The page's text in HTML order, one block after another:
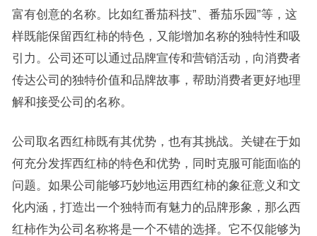
富有创意的名称。比如红番茄科技”、番茄乐园”等，这
样既能保留西红柿的特色，又能增加名称的独特性和吸
引力。公司还可以通过品牌宣传和营销活动，向消费者
传达公司的独特价值和品牌故事，帮助消费者更好地理
解和接受公司的名称。
公司取名西红柿既有其优势，也有其挑战。关键在于如
何充分发挥西红柿的特色和优势，同时克服可能面临的
问题。如果公司能够巧妙地运用西红柿的象征意义和文
化内涵，打造出一个独特而有魅力的品牌形象，那么西
红柿作为公司名称将是一个不错的选择。它不仅能够为